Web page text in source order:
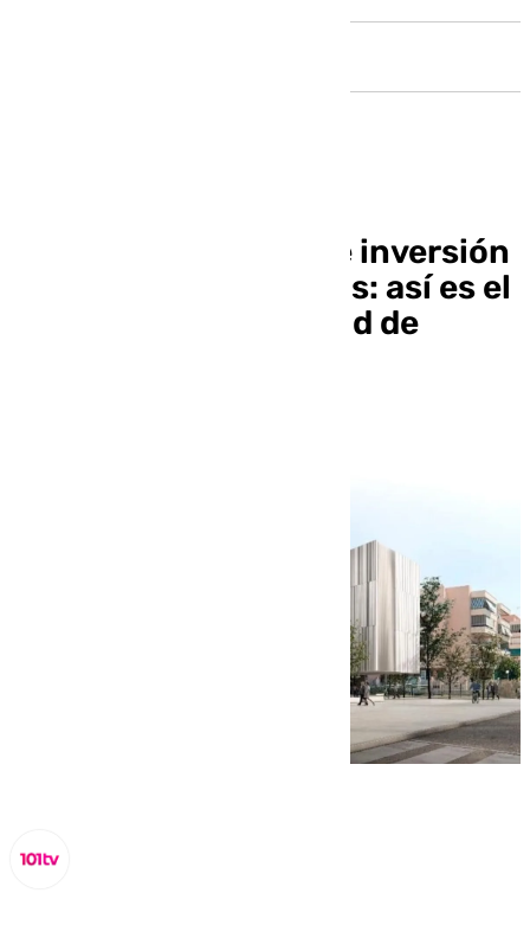
Más de 15 millones de inversión
y 44 nuevas consultas: así es el
futuro centro de salud de